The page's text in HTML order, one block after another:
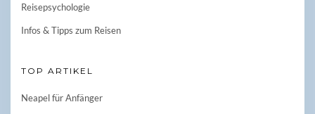
Reisepsychologie
Infos & Tipps zum Reisen
TOP ARTIKEL
Neapel für Anfänger